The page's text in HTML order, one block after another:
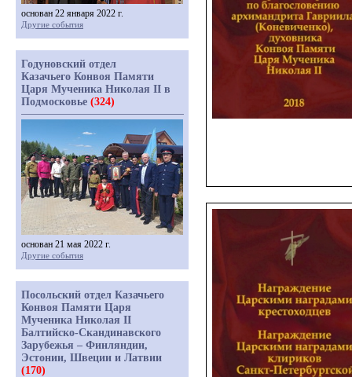
основан 22 января 2022 г.
Другие события
Годуновский отдел
Казачьего Конвоя Памяти
Царя Мученика Николая II в
Подмосковье (324)
основан 21 мая 2022 г.
Другие события
Посольский отдел Казачьего
Конвоя Памяти Царя
Мученика Николая II
Балтийско-Скандинавского
Зарубежья – Финляндии,
Эстонии, Швеции и Латвии
(170)